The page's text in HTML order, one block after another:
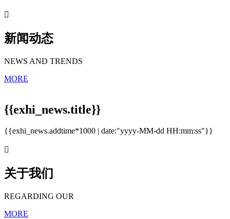

新闻动态
NEWS AND TRENDS
MORE
{{exhi_news.title}}
{{exhi_news.addtime*1000 | date:"yyyy-MM-dd HH:mm:ss"}}

关于我们
REGARDING OUR
MORE